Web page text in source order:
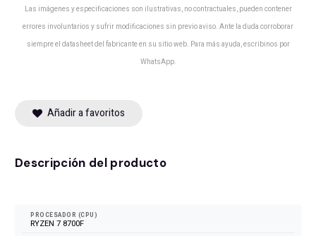
Las imágenes y especificaciones son ilustrativas, no contractuales, pueden contener
errores involuntarios y sufrir modificaciones sin previo aviso. Ante la duda corroborar
siempre el datasheet del fabricante en su sitio web. Para más ayuda, escribinos por
WhatsApp.
Añadir a favoritos
Descripción del producto
PROCESADOR (CPU)
RYZEN 7 8700F